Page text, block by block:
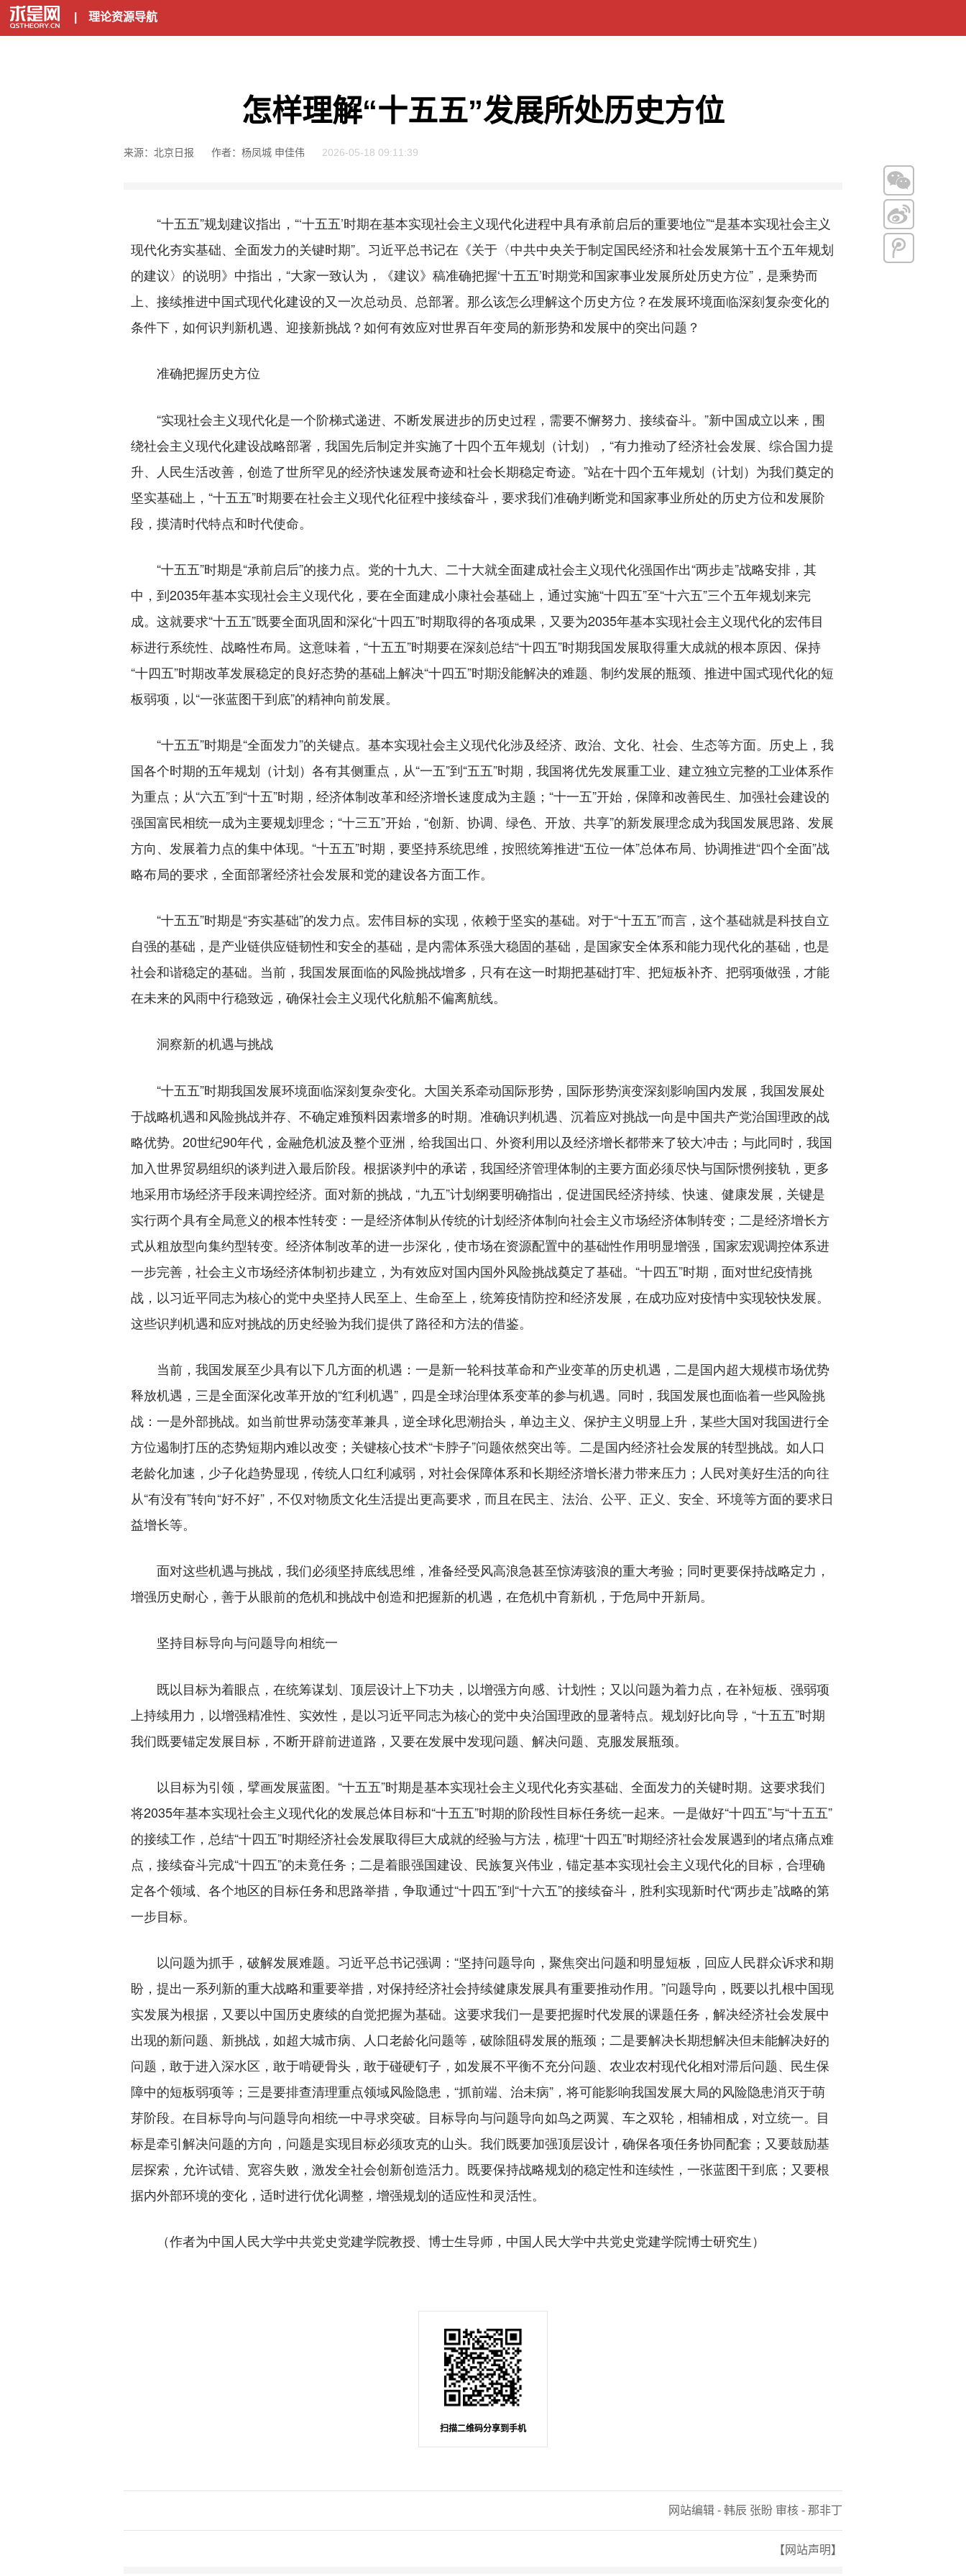
理论资源导航
怎样理解“十五五”发展所处历史方位
来源：北京日报 作者：杨凤城 申佳伟 2026-05-18 09:11:39
“十五五”规划建议指出，“‘十五五’时期在基本实现社会主义现代化进程中具有承前启后的重要地位”“是基本实现社会主义
现代化夯实基础、全面发力的关键时期”。习近平总书记在《关于〈中共中央关于制定国民经济和社会发展第十五个五年规划
的建议〉的说明》中指出，“大家一致认为，《建议》稿准确把握‘十五五’时期党和国家事业发展所处历史方位”，是乘势而
上、接续推进中国式现代化建设的又一次总动员、总部署。那么该怎么理解这个历史方位？在发展环境面临深刻复杂变化的
条件下，如何识判新机遇、迎接新挑战？如何有效应对世界百年变局的新形势和发展中的突出问题？
准确把握历史方位
“实现社会主义现代化是一个阶梯式递进、不断发展进步的历史过程，需要不懈努力、接续奋斗。”新中国成立以来，围
绕社会主义现代化建设战略部署，我国先后制定并实施了十四个五年规划（计划），“有力推动了经济社会发展、综合国力提
升、人民生活改善，创造了世所罕见的经济快速发展奇迹和社会长期稳定奇迹。”站在十四个五年规划（计划）为我们奠定的
坚实基础上，“十五五”时期要在社会主义现代化征程中接续奋斗，要求我们准确判断党和国家事业所处的历史方位和发展阶
段，摸清时代特点和时代使命。
“十五五”时期是“承前启后”的接力点。党的十九大、二十大就全面建成社会主义现代化强国作出“两步走”战略安排，其
中，到2035年基本实现社会主义现代化，要在全面建成小康社会基础上，通过实施“十四五”至“十六五”三个五年规划来完
成。这就要求“十五五”既要全面巩固和深化“十四五”时期取得的各项成果，又要为2035年基本实现社会主义现代化的宏伟目
标进行系统性、战略性布局。这意味着，“十五五”时期要在深刻总结“十四五”时期我国发展取得重大成就的根本原因、保持
“十四五”时期改革发展稳定的良好态势的基础上解决“十四五”时期没能解决的难题、制约发展的瓶颈、推进中国式现代化的短
板弱项，以“一张蓝图干到底”的精神向前发展。
“十五五”时期是“全面发力”的关键点。基本实现社会主义现代化涉及经济、政治、文化、社会、生态等方面。历史上，我
国各个时期的五年规划（计划）各有其侧重点，从“一五”到“五五”时期，我国将优先发展重工业、建立独立完整的工业体系作
为重点；从“六五”到“十五”时期，经济体制改革和经济增长速度成为主题；“十一五”开始，保障和改善民生、加强社会建设的
强国富民相统一成为主要规划理念；“十三五”开始，“创新、协调、绿色、开放、共享”的新发展理念成为我国发展思路、发展
方向、发展着力点的集中体现。“十五五”时期，要坚持系统思维，按照统筹推进“五位一体”总体布局、协调推进“四个全面”战
略布局的要求，全面部署经济社会发展和党的建设各方面工作。
“十五五”时期是“夯实基础”的发力点。宏伟目标的实现，依赖于坚实的基础。对于“十五五”而言，这个基础就是科技自立
自强的基础，是产业链供应链韧性和安全的基础，是内需体系强大稳固的基础，是国家安全体系和能力现代化的基础，也是
社会和谐稳定的基础。当前，我国发展面临的风险挑战增多，只有在这一时期把基础打牢、把短板补齐、把弱项做强，才能
在未来的风雨中行稳致远，确保社会主义现代化航船不偏离航线。
洞察新的机遇与挑战
“十五五”时期我国发展环境面临深刻复杂变化。大国关系牵动国际形势，国际形势演变深刻影响国内发展，我国发展处
于战略机遇和风险挑战并存、不确定难预料因素增多的时期。准确识判机遇、沉着应对挑战一向是中国共产党治国理政的战
略优势。20世纪90年代，金融危机波及整个亚洲，给我国出口、外资利用以及经济增长都带来了较大冲击；与此同时，我国
加入世界贸易组织的谈判进入最后阶段。根据谈判中的承诺，我国经济管理体制的主要方面必须尽快与国际惯例接轨，更多
地采用市场经济手段来调控经济。面对新的挑战，“九五”计划纲要明确指出，促进国民经济持续、快速、健康发展，关键是
实行两个具有全局意义的根本性转变：一是经济体制从传统的计划经济体制向社会主义市场经济体制转变；二是经济增长方
式从粗放型向集约型转变。经济体制改革的进一步深化，使市场在资源配置中的基础性作用明显增强，国家宏观调控体系进
一步完善，社会主义市场经济体制初步建立，为有效应对国内国外风险挑战奠定了基础。“十四五”时期，面对世纪疫情挑
战，以习近平同志为核心的党中央坚持人民至上、生命至上，统筹疫情防控和经济发展，在成功应对疫情中实现较快发展。
这些识判机遇和应对挑战的历史经验为我们提供了路径和方法的借鉴。
当前，我国发展至少具有以下几方面的机遇：一是新一轮科技革命和产业变革的历史机遇，二是国内超大规模市场优势
释放机遇，三是全面深化改革开放的“红利机遇”，四是全球治理体系变革的参与机遇。同时，我国发展也面临着一些风险挑
战：一是外部挑战。如当前世界动荡变革兼具，逆全球化思潮抬头，单边主义、保护主义明显上升，某些大国对我国进行全
方位遏制打压的态势短期内难以改变；关键核心技术“卡脖子”问题依然突出等。二是国内经济社会发展的转型挑战。如人口
老龄化加速，少子化趋势显现，传统人口红利减弱，对社会保障体系和长期经济增长潜力带来压力；人民对美好生活的向往
从“有没有”转向“好不好”，不仅对物质文化生活提出更高要求，而且在民主、法治、公平、正义、安全、环境等方面的要求日
益增长等。
面对这些机遇与挑战，我们必须坚持底线思维，准备经受风高浪急甚至惊涛骇浪的重大考验；同时更要保持战略定力，
增强历史耐心，善于从眼前的危机和挑战中创造和把握新的机遇，在危机中育新机，于危局中开新局。
坚持目标导向与问题导向相统一
既以目标为着眼点，在统筹谋划、顶层设计上下功夫，以增强方向感、计划性；又以问题为着力点，在补短板、强弱项
上持续用力，以增强精准性、实效性，是以习近平同志为核心的党中央治国理政的显著特点。规划好比向导，“十五五”时期
我们既要锚定发展目标，不断开辟前进道路，又要在发展中发现问题、解决问题、克服发展瓶颈。
以目标为引领，擘画发展蓝图。“十五五”时期是基本实现社会主义现代化夯实基础、全面发力的关键时期。这要求我们
将2035年基本实现社会主义现代化的发展总体目标和“十五五”时期的阶段性目标任务统一起来。一是做好“十四五”与“十五五”
的接续工作，总结“十四五”时期经济社会发展取得巨大成就的经验与方法，梳理“十四五”时期经济社会发展遇到的堵点痛点难
点，接续奋斗完成“十四五”的未竟任务；二是着眼强国建设、民族复兴伟业，锚定基本实现社会主义现代化的目标，合理确
定各个领域、各个地区的目标任务和思路举措，争取通过“十四五”到“十六五”的接续奋斗，胜利实现新时代“两步走”战略的第
一步目标。
以问题为抓手，破解发展难题。习近平总书记强调：“坚持问题导向，聚焦突出问题和明显短板，回应人民群众诉求和期
盼，提出一系列新的重大战略和重要举措，对保持经济社会持续健康发展具有重要推动作用。”问题导向，既要以扎根中国现
实发展为根据，又要以中国历史赓续的自觉把握为基础。这要求我们一是要把握时代发展的课题任务，解决经济社会发展中
出现的新问题、新挑战，如超大城市病、人口老龄化问题等，破除阻碍发展的瓶颈；二是要解决长期想解决但未能解决好的
问题，敢于进入深水区，敢于啃硬骨头，敢于碰硬钉子，如发展不平衡不充分问题、农业农村现代化相对滞后问题、民生保
障中的短板弱项等；三是要排查清理重点领域风险隐患，“抓前端、治未病”，将可能影响我国发展大局的风险隐患消灭于萌
芽阶段。在目标导向与问题导向相统一中寻求突破。目标导向与问题导向如鸟之两翼、车之双轮，相辅相成，对立统一。目
标是牵引解决问题的方向，问题是实现目标必须攻克的山头。我们既要加强顶层设计，确保各项任务协同配套；又要鼓励基
层探索，允许试错、宽容失败，激发全社会创新创造活力。既要保持战略规划的稳定性和连续性，一张蓝图干到底；又要根
据内外部环境的变化，适时进行优化调整，增强规划的适应性和灵活性。
（作者为中国人民大学中共党史党建学院教授、博士生导师，中国人民大学中共党史党建学院博士研究生）
扫描二维码分享到手机
网站编辑 - 韩辰 张盼 审核 - 那非丁
【网站声明】